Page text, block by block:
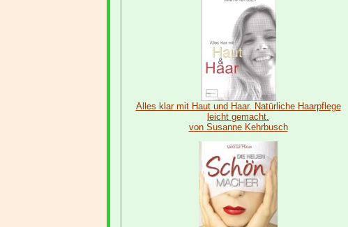
Alles klar mit Haut und Haar. Natürliche Haarpflege
leicht gemacht.
von Susanne Kehrbusch